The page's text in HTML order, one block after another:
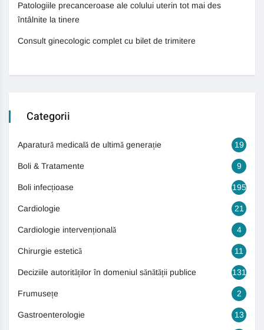
Patologiile precanceroase ale colului uterin tot mai des
întâlnite la tinere
Consult ginecologic complet cu bilet de trimitere
Categorii
Aparatură medicală de ultimă generație 19
Boli & Tratamente 9
Boli infecțioase 195
Cardiologie 21
Cardiologie intervențională 4
Chirurgie estetică 11
Deciziile autorităților în domeniul sănătății publice 131
Frumusețe 2
Gastroenterologie 13